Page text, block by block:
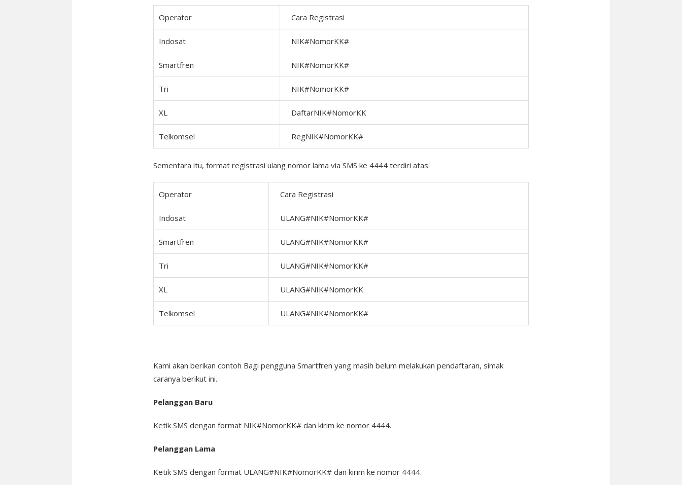
Operator Cara Registrasi
Indosat NIK#NomorKK#
Smartfren NIK#NomorKK#
Tri NIK#NomorKK#
XL DaftarNIK#NomorKK
Telkomsel RegNIK#NomorKK#
Sementara itu, format registrasi ulang nomor lama via SMS ke 4444 terdiri atas:
Operator Cara Registrasi
Indosat ULANG#NIK#NomorKK#
Smartfren ULANG#NIK#NomorKK#
Tri ULANG#NIK#NomorKK#
XL ULANG#NIK#NomorKK
Telkomsel ULANG#NIK#NomorKK#
Kami akan berikan contoh Bagi pengguna Smartfren yang masih belum melakukan pendaftaran, simak
caranya berikut ini.
Pelanggan Baru
Ketik SMS dengan format NIK#NomorKK# dan kirim ke nomor 4444.
Pelanggan Lama
Ketik SMS dengan format ULANG#NIK#NomorKK# dan kirim ke nomor 4444.